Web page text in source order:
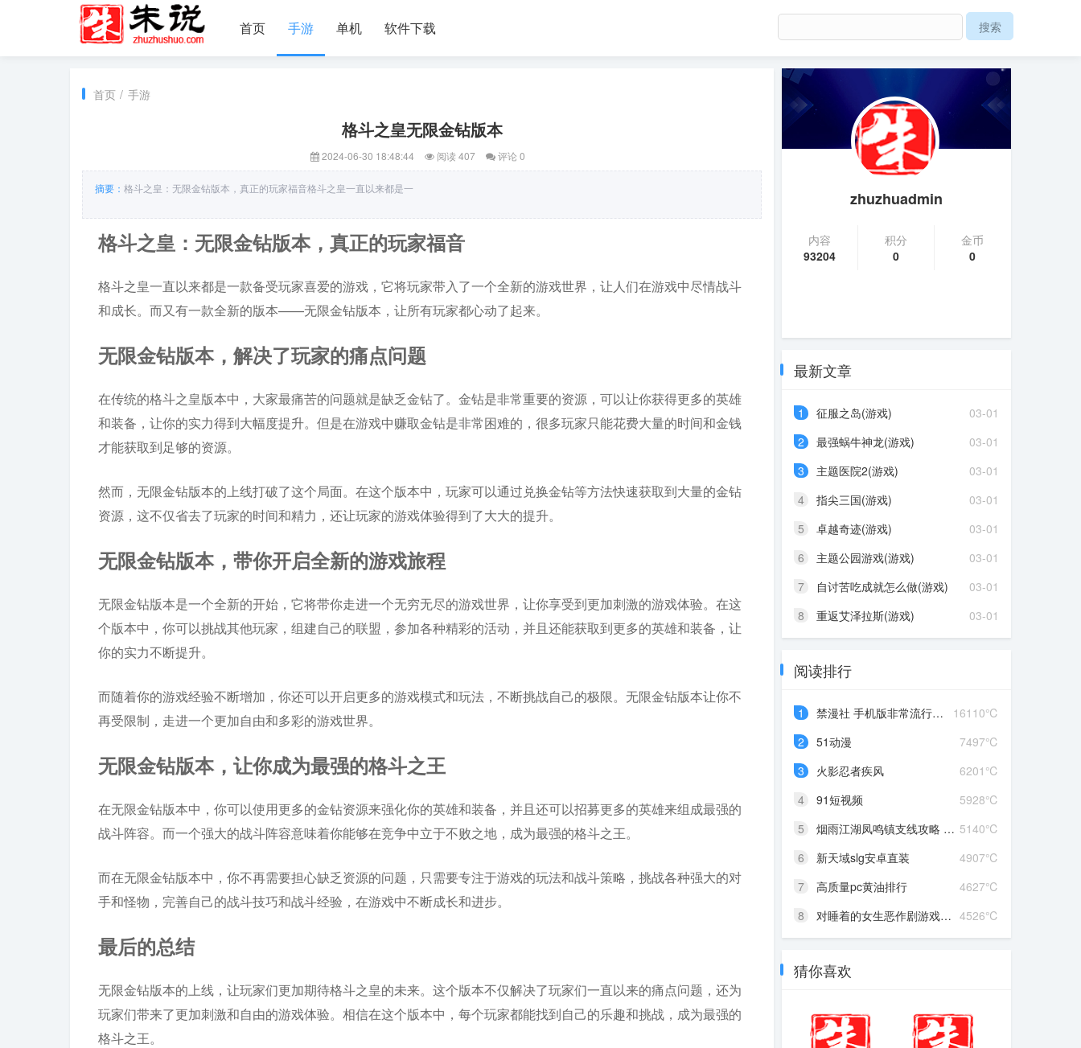
首页 手游 单机 软件下载
首页 / 手游
格斗之皇无限金钻版本
2024-06-30 18:48:44 阅读 407 评论 0
摘要： 格斗之皇：无限金钻版本，真正的玩家福音格斗之皇一直以来都是一
格斗之皇：无限金钻版本，真正的玩家福音
格斗之皇一直以来都是一款备受玩家喜爱的游戏，它将玩家带入了一个全新的游戏世界，让人们在游戏中尽情战斗
和成长。而又有一款全新的版本——无限金钻版本，让所有玩家都心动了起来。
无限金钻版本，解决了玩家的痛点问题
在传统的格斗之皇版本中，大家最痛苦的问题就是缺乏金钻了。金钻是非常重要的资源，可以让你获得更多的英雄
和装备，让你的实力得到大幅度提升。但是在游戏中赚取金钻是非常困难的，很多玩家只能花费大量的时间和金钱
才能获取到足够的资源。
然而，无限金钻版本的上线打破了这个局面。在这个版本中，玩家可以通过兑换金钻等方法快速获取到大量的金钻
资源，这不仅省去了玩家的时间和精力，还让玩家的游戏体验得到了大大的提升。
无限金钻版本，带你开启全新的游戏旅程
无限金钻版本是一个全新的开始，它将带你走进一个无穷无尽的游戏世界，让你享受到更加刺激的游戏体验。在这
个版本中，你可以挑战其他玩家，组建自己的联盟，参加各种精彩的活动，并且还能获取到更多的英雄和装备，让
你的实力不断提升。
而随着你的游戏经验不断增加，你还可以开启更多的游戏模式和玩法，不断挑战自己的极限。无限金钻版本让你不
再受限制，走进一个更加自由和多彩的游戏世界。
无限金钻版本，让你成为最强的格斗之王
在无限金钻版本中，你可以使用更多的金钻资源来强化你的英雄和装备，并且还可以招募更多的英雄来组成最强的
战斗阵容。而一个强大的战斗阵容意味着你能够在竞争中立于不败之地，成为最强的格斗之王。
而在无限金钻版本中，你不再需要担心缺乏资源的问题，只需要专注于游戏的玩法和战斗策略，挑战各种强大的对
手和怪物，完善自己的战斗技巧和战斗经验，在游戏中不断成长和进步。
最后的总结
无限金钻版本的上线，让玩家们更加期待格斗之皇的未来。这个版本不仅解决了玩家们一直以来的痛点问题，还为
玩家们带来了更加刺激和自由的游戏体验。相信在这个版本中，每个玩家都能找到自己的乐趣和挑战，成为最强的
格斗之王。
zhuzhuadmin
内容
93204
积分
0
金币
0
最新文章
03-01
1
征服之岛(游戏)
03-01
2
最强蜗牛神龙(游戏)
03-01
3
主题医院2(游戏)
03-01
4
指尖三国(游戏)
03-01
5
卓越奇迹(游戏)
03-01
6
主题公园游戏(游戏)
03-01
7
自讨苦吃成就怎么做(游戏)
03-01
8 重返艾泽拉斯(游戏)
阅读排行
16110℃
1
禁漫社 手机版非常流行的漫...
7497℃
2
51动漫
6201℃
3
火影忍者疾风
5928℃
4
91短视频
5140℃
5
烟雨江湖凤鸣镇支线攻略 凤...
4907℃
6
新天域slg安卓直装
4627℃
7
高质量pc黄油排行
4526℃
8 对睡着的女生恶作剧游戏攻...
猜你喜欢